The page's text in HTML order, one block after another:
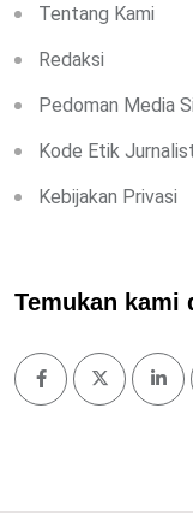
Tentang Kami
Redaksi
Pedoman Media
Kode Etik
Kebijakan Privasi
Temukan kami